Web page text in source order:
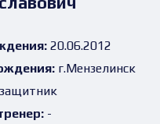
20.06.2012
г.Мензелинск
защитник
-